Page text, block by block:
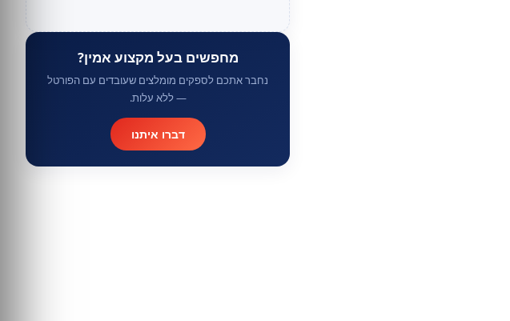
מחפשים בעל מקצוע אמין?
נחבר אתכם לספקים מומלצים שעובדים עם הפורטל
— ללא עלות.
דברו איתנו